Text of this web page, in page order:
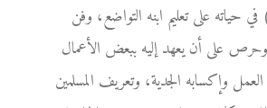
على تعليم ابنه التواضع، وفن
على أن يعهد إليه ببعض الأعمال
العمل وإكسابه الجدية، وتعريف المسلمين